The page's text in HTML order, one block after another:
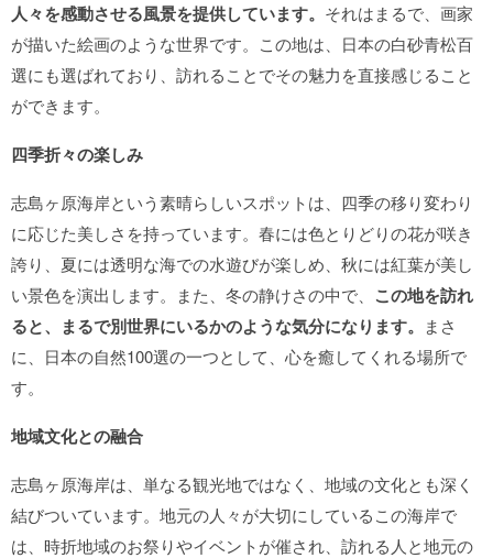
人々を感動させる風景を提供しています。 それはまるで、画家
が描いた絵画のような世界です。この地は、日本の白砂青松百
選にも選ばれており、訪れることでその魅力を直接感じること
ができます。
四季折々の楽しみ
志島ヶ原海岸という素晴らしいスポットは、四季の移り変わり
に応じた美しさを持っています。春には色とりどりの花が咲き
誇り、夏には透明な海での水遊びが楽しめ、秋には紅葉が美し
い景色を演出します。また、冬の静けさの中で、 この地を訪れ
ると、まるで別世界にいるかのような気分になります。 まさ
に、日本の自然100選の一つとして、心を癒してくれる場所で
す。
地域文化との融合
志島ヶ原海岸は、単なる観光地ではなく、地域の文化とも深く
結びついています。地元の人々が大切にしているこの海岸で
は、時折地域のお祭りやイベントが催され、訪れる人と地元の